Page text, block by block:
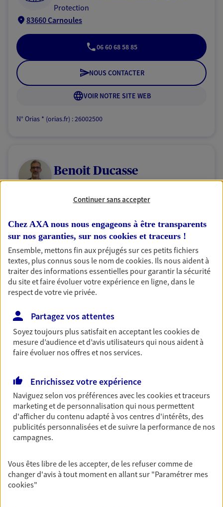
Protection
83660 Carnoules
06 60 68 58 85
NOUS CONTACTER
VOIR NOTRE SITE WEB
N° Orias * (orias.fr) : 26002500
Benoit Ducasse
83390 Puget Ville
NOUS CONTACTER
VOIR NOTRE SITE WEB
Marc Mora
Mandataire d'Assurance AXA Epargne et
Protection
83390 Pierrefeu Du Var
06 12 01 05 49
NOUS CONTACTER
VOIR NOTRE SITE WEB
Continuer sans accepter
Chez AXA nous nous engageons à être transparents
sur nos garanties, sur nos cookies et traceurs !
Ensemble, mettons fin aux préjugés sur ces petits fichiers
textes, plus connus sous le nom decookies. Ils nous aident à
traiter des informations essentielles pour garantir la sécurité
du site et faire évoluer votre expérience en ligne, dans le
respect de votre vie privée.
Partagez vos attentes
Soyez toujours plus satisfait en acceptant lescookiesde
mesure d’audience et d’avis utilisateurs qui nous aident à
faire évoluer nos offres et nos services.
Enrichissez votre expérience
Naviguez selon vos préférences avec lescookies et traceurs
marketing et de personnalisation qui nous permettent
d'afficher du contenu adapté à vos centres d'intérêts, des
publicités personnalisées et de suivre la performance de nos
campagnes.
Vous êtes libre de les accepter, de les refuser comme de
changer d'avis à tout moment en allant sur "Paramétrer mes
cookies"